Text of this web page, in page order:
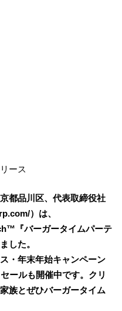
ース
都品川区、代表取締役社
）は、
『バーガータイムパーテ
した。
・年末年始キャンペーン
ールも開催中です。クリ
族とぜひバーガータイム